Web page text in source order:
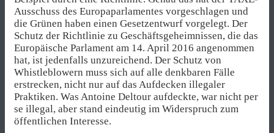
Ausschuss des Europaparlamentes vorgeschlagen und
die Grünen haben einen Gesetzentwurf vorgelegt. Der
Schutz der Richtlinie zu Geschäftsgeheimnissen, die das
Europäische Parlament am 14. April 2016 angenommen
hat, ist jedenfalls unzureichend. Der Schutz von
Whistleblowern muss sich auf alle denkbaren Fälle
erstrecken, nicht nur auf das Aufdecken illegaler
Praktiken. Was Antoine Deltour aufdeckte, war nicht per
se illegal, aber stand eindeutig im Widerspruch zum
öffentlichen Interesse.